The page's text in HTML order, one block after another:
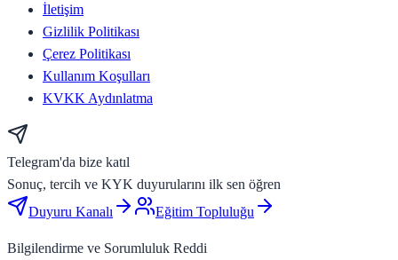
İletişim
Gizlilik Politikası
Çerez Politikası
Kullanım Koşulları
KVKK Aydınlatma
Telegram'da bize katıl
Sonuç, tercih ve KYK duyurularını ilk sen öğren
Duyuru Kanalı
Eğitim Topluluğu
Bilgilendirme ve Sorumluluk Reddi